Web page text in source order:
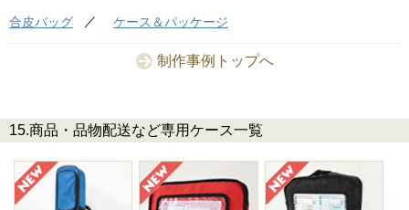
合皮バッグ ケース＆パッケージ
制作事例トップへ
15.商品・品物配送など専用ケース一覧